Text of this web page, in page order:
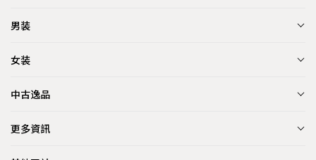
男装
女装
中古逸品
更多資訊